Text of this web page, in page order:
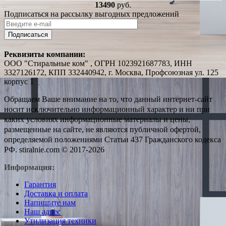
13490 руб.
Подписаться на рассылку выгодных предложений
Подписаться
Реквизиты компании:
ООО "Стиральные ком" , ОГРН 1023921687783, ИНН
3327126172, КПП 332440942, г. Москва, Профсоюзная ул. 125
корпус 1
Обращаем Ваше внимание на то, что данный интернет-сайт
носит исключительно информационный характер и ни при
каких условиях информационные материалы и цены,
размещенные на сайте, не являются публичной офертой,
определяемой положениями Статьи 437 Гражданского кодекса
РФ. stiralnie.com © 2017-2026
Информация:
Гарантия
Доставка и оплата
Напишите нам
Наш адрес
Утилизация техники